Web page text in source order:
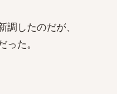
したのだが、
た。